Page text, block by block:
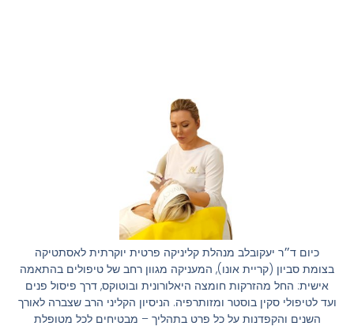
כיום ד״ר יעקובלב מנהלת קליניקה פרטית יוקרתית לאסתטיקה
בצומת סביון (קריית אונו), המעניקה מגוון רחב של טיפולים בהתאמה
אישית: החל מהזרקות חומצה היאלורונית ובוטוקס, דרך פיסול פנים
ועד לטיפולי סקין בוסטר ומזותרפיה. הניסיון הקליני הרב שצברה לאורך
השנים והקפדנות על כל פרט בתהליך – מבטיחים לכל מטופלת